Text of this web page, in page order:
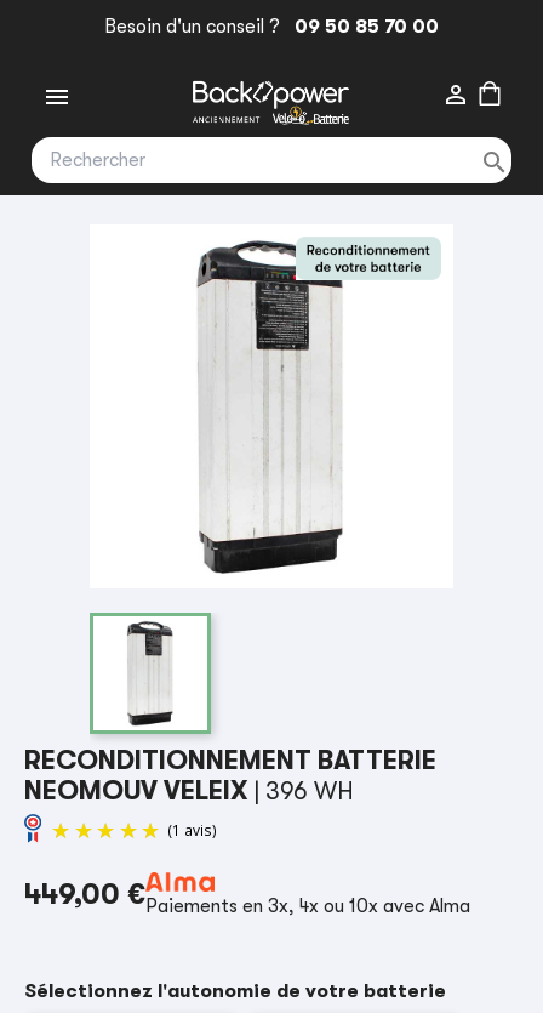
Besoin d'un conseil ? 09 50 85 70 00
 

RECONDITIONNEMENT BATTERIE
NEOMOUV VELEIX
| 396 WH
449,00 €Paiements en 3x, 4x ou 10x avec Alma
Sélectionnez l'autonomie de votre batterie